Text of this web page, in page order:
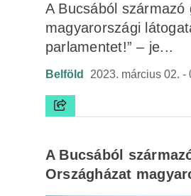
A Bucsából
magyarországi
parlamentet!” – je...
Belföld 2023. március 02. -
A Bucsából
Országházat